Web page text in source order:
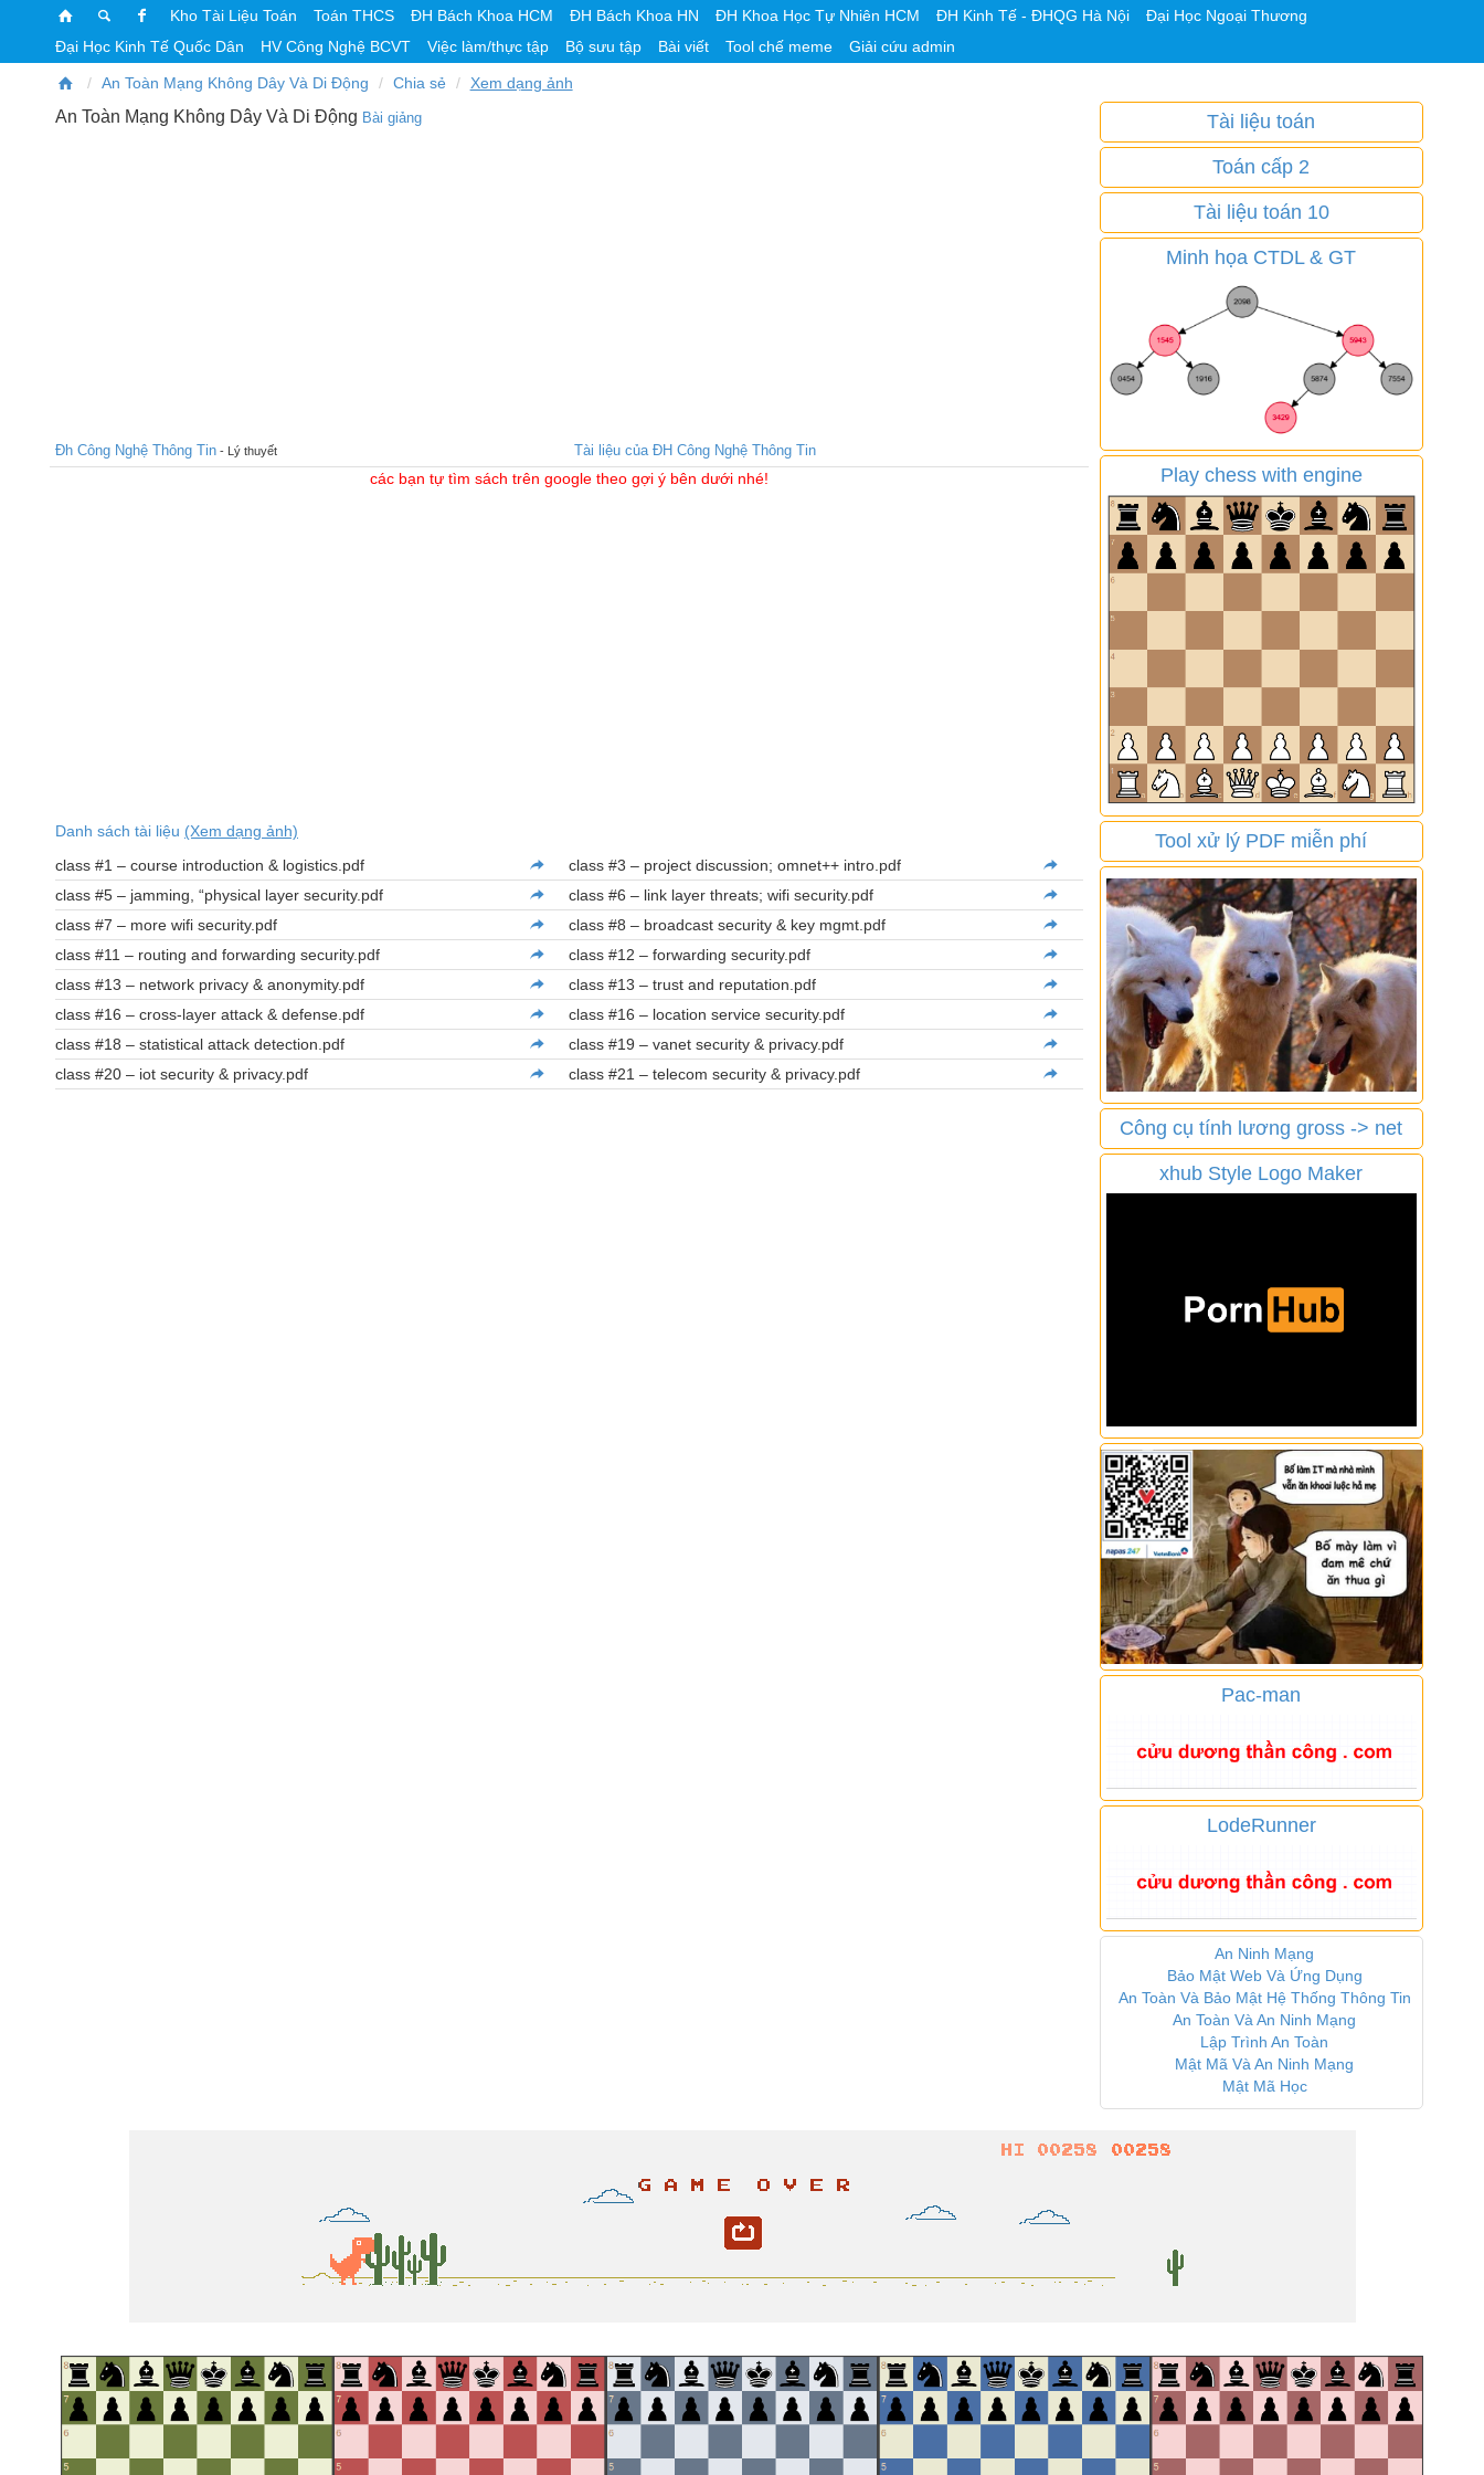
Kho Tài Liệu Toán Toán THCS ĐH Bách Khoa HCM ĐH Bách Khoa HN ĐH Khoa Học Tự Nhiên HCM ĐH Kinh Tế - ĐHQG Hà Nội
Đại Học Ngoại Thương
Đại Học Kinh Tế Quốc Dân
HV Công Nghệ BCVT Việc làm/thực tập Bộ sưu tập Bài viết Tool chế meme Giải cứu admin
An Toàn Mạng Không Dây Và Di Động Chia sẻ Xem dạng ảnh
An Toàn Mạng Không Dây Và Di Động Bài giảng
Đh Công Nghệ Thông Tin - Lý thuyết Tài liệu của ĐH Công Nghệ Thông Tin
các bạn tự tìm sách trên google theo gợi ý bên dưới nhé!
Danh sách tài liệu (Xem dạng ảnh)
class #1 – course introduction & logistics.pdf
class #3 – project discussion; omnet++ intro.pdf
class #5 – jamming, “physical layer security.pdf
class #6 – link layer threats; wifi security.pdf
class #7 – more wifi security.pdf
class #8 – broadcast security & key mgmt.pdf
class #11 – routing and forwarding security.pdf
class #12 – forwarding security.pdf
class #13 – network privacy & anonymity.pdf
class #13 – trust and reputation.pdf
class #16 – cross-layer attack & defense.pdf
class #16 – location service security.pdf
class #18 – statistical attack detection.pdf
class #19 – vanet security & privacy.pdf
class #20 – iot security & privacy.pdf
class #21 – telecom security & privacy.pdf
Tài liệu toán
Toán cấp 2
Tài liệu toán 10
Minh họa CTDL & GT
Play chess with engine
Tool xử lý PDF miễn phí
Công cụ tính lương gross -> net
xhub Style Logo Maker
Pac-man
LodeRunner
An Ninh Mạng
Bảo Mật Web Và Ứng Dụng
An Toàn Và Bảo Mật Hệ Thống Thông Tin
An Toàn Và An Ninh Mạng
Lập Trình An Toàn
Mật Mã Và An Ninh Mạng
Mật Mã Học